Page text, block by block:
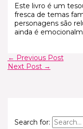
Search for:
Este livro é um
fresca de temas
personagens são
ainda é
← Previous Post
Next Post →